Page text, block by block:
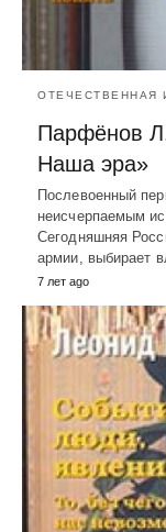
ОТЕЧЕСТВЕННАЯ
Парфёнов
Наша эра»
Послевоенный
неисчерпаемым
Сегодняшняя
армии, выбирает
7 лет ago